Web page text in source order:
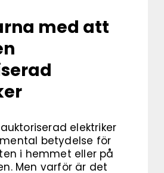
med att
elektriker
betydelse för
i hemmet eller på
Men varför är det